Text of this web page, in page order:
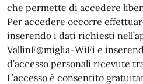
che permette di accedere
Per accedere occorre
inserendo i dati richiesti
VallinF@miglia-WiFi e
d’accesso personali ricevute
L’accesso è consentito